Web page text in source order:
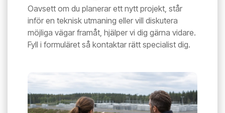
Oavsett om du planerar ett nytt projekt, står
inför en teknisk utmaning eller vill diskutera
möjliga vägar framåt, hjälper vi dig gärna vidare.
Fyll i formuläret så kontaktar rätt specialist dig.